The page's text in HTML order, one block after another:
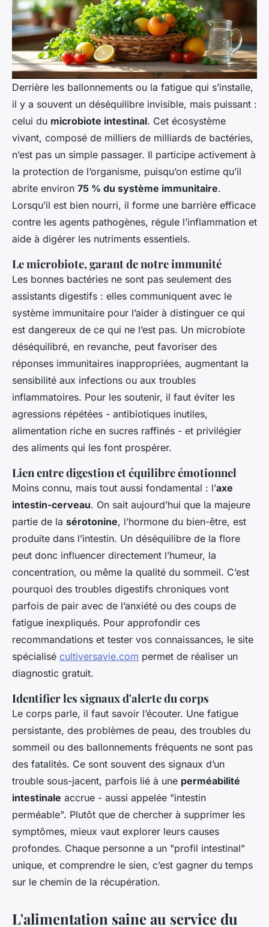
Derrière les ballonnements ou la fatigue qui s’installe,
il y a souvent un déséquilibre invisible, mais puissant :
celui du microbiote intestinal. Cet écosystème
vivant, composé de milliers de milliards de bactéries,
n’est pas un simple passager. Il participe activement à
la protection de l’organisme, puisqu’on estime qu’il
abrite environ 75 % du système immunitaire.
Lorsqu’il est bien nourri, il forme une barrière efficace
contre les agents pathogènes, régule l’inflammation et
aide à digérer les nutriments essentiels.
Le microbiote, garant de notre immunité
Les bonnes bactéries ne sont pas seulement des
assistants digestifs : elles communiquent avec le
système immunitaire pour l’aider à distinguer ce qui
est dangereux de ce qui ne l’est pas. Un microbiote
déséquilibré, en revanche, peut favoriser des
réponses immunitaires inappropriées, augmentant la
sensibilité aux infections ou aux troubles
inflammatoires. Pour les soutenir, il faut éviter les
agressions répétées - antibiotiques inutiles,
alimentation riche en sucres raffinés - et privilégier
des aliments qui les font prospérer.
Lien entre digestion et équilibre émotionnel
Moins connu, mais tout aussi fondamental : l’axe
intestin-cerveau. On sait aujourd’hui que la majeure
partie de la sérotonine, l’hormone du bien-être, est
produite dans l’intestin. Un déséquilibre de la flore
peut donc influencer directement l’humeur, la
concentration, ou même la qualité du sommeil. C’est
pourquoi des troubles digestifs chroniques vont
parfois de pair avec de l’anxiété ou des coups de
fatigue inexpliqués. Pour approfondir ces
recommandations et tester vos connaissances, le site
spécialisé cultiversavie.com permet de réaliser un
diagnostic gratuit.
Identifier les signaux d'alerte du corps
Le corps parle, il faut savoir l’écouter. Une fatigue
persistante, des problèmes de peau, des troubles du
sommeil ou des ballonnements fréquents ne sont pas
des fatalités. Ce sont souvent des signaux d’un
trouble sous-jacent, parfois lié à une perméabilité
intestinale accrue - aussi appelée "intestin
perméable". Plutôt que de chercher à supprimer les
symptômes, mieux vaut explorer leurs causes
profondes. Chaque personne a un "profil intestinal"
unique, et comprendre le sien, c’est gagner du temps
sur le chemin de la récupération.
L'alimentation saine au service du